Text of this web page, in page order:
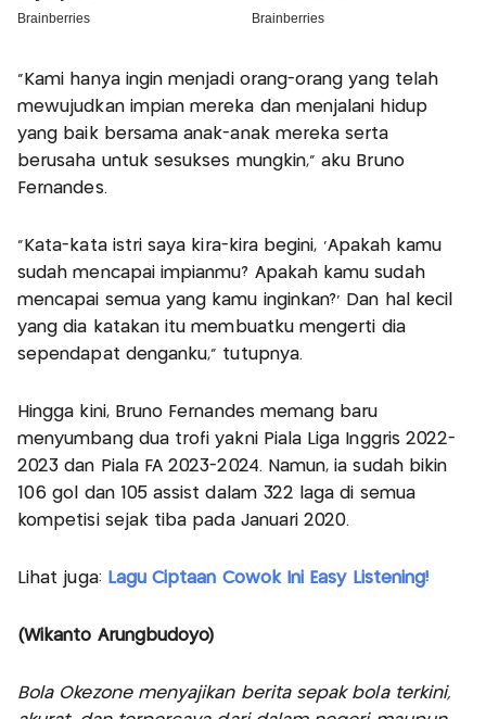
“Kami hanya ingin menjadi orang-orang yang telah
mewujudkan impian mereka dan menjalani hidup
yang baik bersama anak-anak mereka serta
berusaha untuk sesukses mungkin,” aku Bruno
Fernandes.
"Kata-kata istri saya kira-kira begini, 'Apakah kamu
sudah mencapai impianmu? Apakah kamu sudah
mencapai semua yang kamu inginkan?' Dan hal kecil
yang dia katakan itu membuatku mengerti dia
sependapat denganku,” tutupnya.
Hingga kini, Bruno Fernandes memang baru
menyumbang dua trofi yakni Piala Liga Inggris 2022-
2023 dan Piala FA 2023-2024. Namun, ia sudah bikin
106 gol dan 105 assist dalam 322 laga di semua
kompetisi sejak tiba pada Januari 2020.
Lihat juga: Lagu Ciptaan Cowok Ini Easy Listening!
(Wikanto Arungbudoyo)
Bola Okezone menyajikan berita sepak bola terkini,